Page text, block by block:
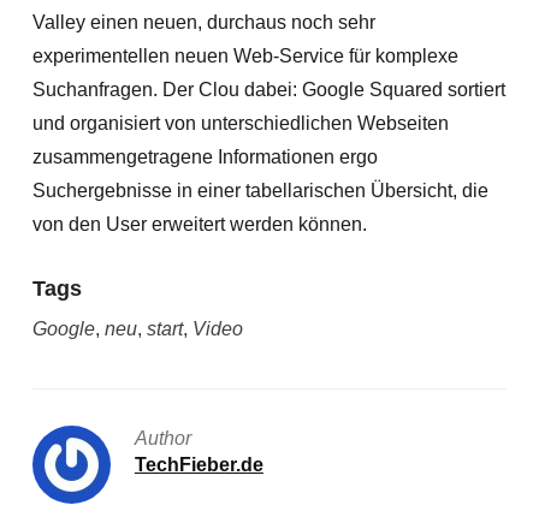
Valley einen neuen, durchaus noch sehr
experimentellen neuen Web-Service für komplexe
Suchanfragen. Der Clou dabei: Google Squared sortiert
und organisiert von unterschiedlichen Webseiten
zusammengetragene Informationen ergo
Suchergebnisse in einer tabellarischen Übersicht, die
von den User erweitert werden können.
Tags
Google, neu, start, Video
Author
TechFieber.de